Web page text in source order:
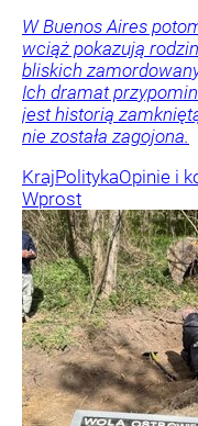
W Buenos Aires
wciąż pokazują
bliskich
Ich dramat
jest historią
nie została zagojona.
KrajPolitykaOpinie i
Wprost